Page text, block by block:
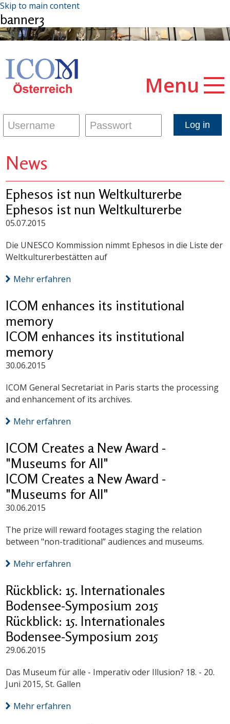
Skip to main content
banner3
Menu
News
Ephesos ist nun Weltkulturerbe
Ephesos ist nun Weltkulturerbe
05.07.2015
Die UNESCO Kommission nimmt Ephesos in die Liste der
Weltkulturerbestätten auf
Mehr erfahren
ICOM enhances its institutional
memory
ICOM enhances its institutional
memory
30.06.2015
ICOM General Secretariat in Paris starts the processing
and enhancement of its archives.
Mehr erfahren
ICOM Creates a New Award -
"Museums for All"
ICOM Creates a New Award -
"Museums for All"
30.06.2015
The prize will reward footages staging the relation
between "non-traditional” audiences and museums.
Mehr erfahren
Rückblick: 15. Internationales
Bodensee-Symposium 2015
Rückblick: 15. Internationales
Bodensee-Symposium 2015
29.06.2015
Das Museum für alle - Imperativ oder Illusion? 18. - 20.
Juni 2015, St. Gallen
Mehr erfahren